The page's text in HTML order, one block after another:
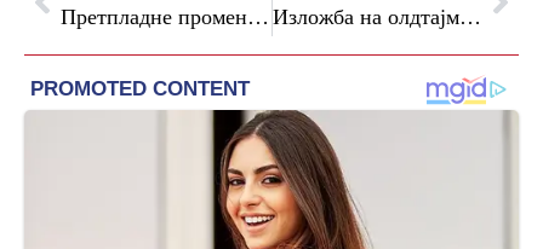
Претпладне променливо облачно време со сончеви периоди, попладне услови за пороен дожд Изложба на олдтајмери го разубави градскиот плоштад во Струмица